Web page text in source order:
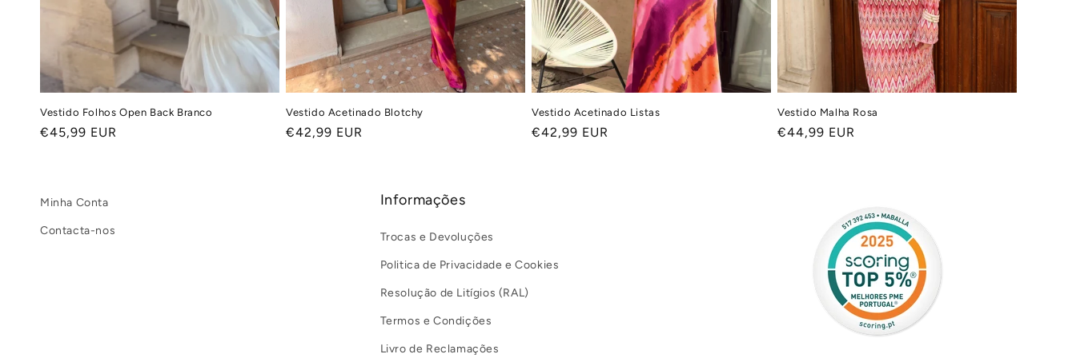
Vestido Folhos Open Back Branco
Preço
€45,99 EUR
Vestido Acetinado Blotchy
Preço
€42,99 EUR
Vestido Acetinado Listas
Preço
€42,99 EUR
Vestido Malha Rosa
Preço
€44,99 EUR
Minha Conta
Contacta-nos
Informações
Trocas e Devoluções
Politica de Privacidade e Cookies
Resolução de Litígios (RAL)
Termos e Condições
Livro de Reclamações